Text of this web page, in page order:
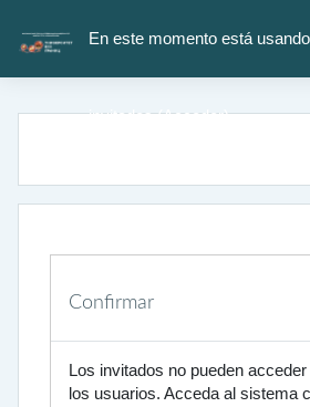
En este momento está
invitados (Acceder)
Confirmar
Los invitados no pueden
los usuarios. Acceda al sistema